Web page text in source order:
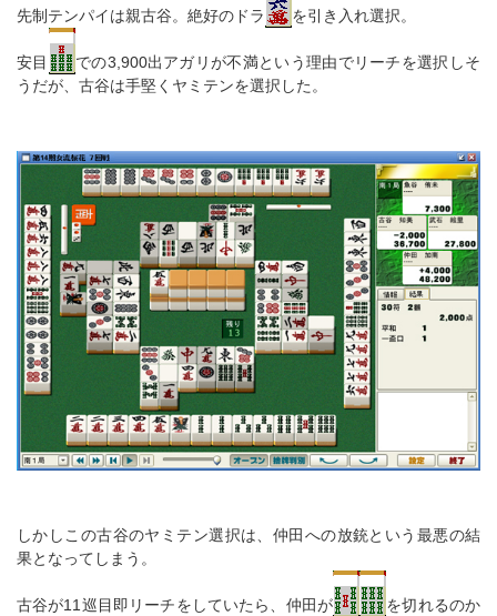
先制テンパイは親古谷。絶好のドラ を引き入れ選択。
安目
での3,900出アガリが不満という理由でリーチを選択しそ
うだが、古谷は手堅くヤミテンを選択した。
しかしこの古谷のヤミテン選択は、仲田への放銃という最悪の結
果となってしまう。
古谷が11巡目即リーチをしていたら、仲田が を切れるのか